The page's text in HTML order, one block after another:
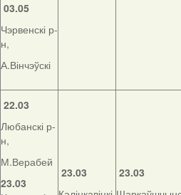
03.05
Чэрвенскі р-
н,
А.Вінчэўскі
22.03
Любанскі р-
н,
М.Верабей
23.03
23.03
23.03